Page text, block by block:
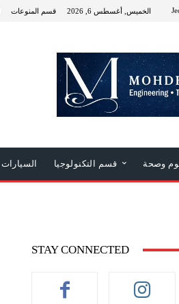
الخميس, أغسطس 6, 2026 قسم المنوعات
وصحة قسم التكنولوجيا السيارات
STAY CONNECTED